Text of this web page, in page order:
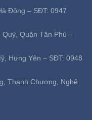
Đông – SĐT: 0947
Quận Tân Phú –
Hưng Yên – SĐT: 0948
Thanh Chương, Nghệ